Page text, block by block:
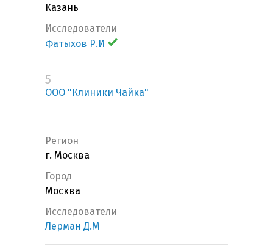
Казань
Исследователи
Фатыхов Р.И
5
ООО "Клиники Чайка"
Регион
г. Москва
Город
Москва
Исследователи
Лерман Д.М